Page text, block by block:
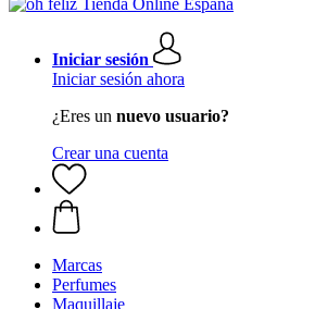
Iniciar sesión
Iniciar sesión ahora
¿Eres un nuevo usuario?
Crear una cuenta
Marcas
Perfumes
Maquillaje